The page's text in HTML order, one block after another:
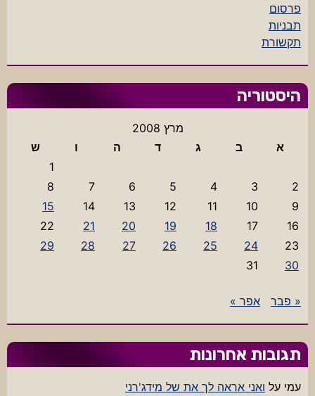
פרסום
תבניות
תקשורת
היסטוריה
מרץ 2008
א
ב ג ד ה ו
ש
1
2
3
4
5
6
7
8
9
10
11
12
13
14
15
16
17
18
19
20
21
22
23
24
25
26
27
28
29
30
31
« פבר אפר »
תגובות אחרונות
עמי על ואני אראה לך את של מידג'רני